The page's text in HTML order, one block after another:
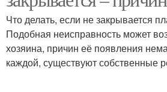
Что делать, если не закрывается
Подобная неисправность может
хозяина, причин её появления
каждой, существуют собственные